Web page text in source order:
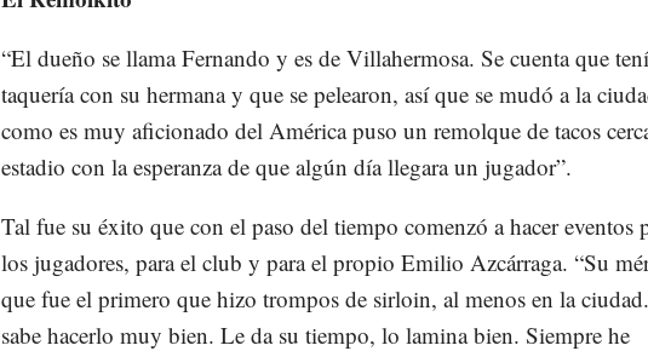
“El dueño se llama Fernando y es de Villahermosa. Se cuenta que
taquería con su hermana y que se pelearon, así que se mudó a la
como es muy aficionado del América puso un remolque de tacos
estadio con la esperanza de que algún día llegara un jugador”.
Tal fue su éxito que con el paso del tiempo comenzó a hacer eventos
los jugadores, para el club y para el propio Emilio Azcárraga. “Su
que fue el primero que hizo trompos de sirloin, al menos en la
sabe hacerlo muy bien. Le da su tiempo, lo lamina bien. Siempre he